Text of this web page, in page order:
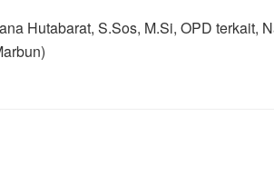
Hutabarat, S.Sos, M.Si, OPD terkait,